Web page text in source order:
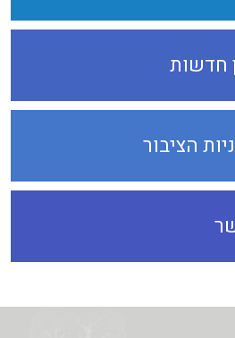
חדשות
הציבור